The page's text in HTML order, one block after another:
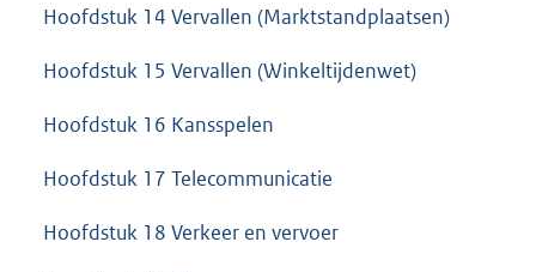
Hoofdstuk 14 Vervallen (Marktstandplaatsen)
Hoofdstuk 15 Vervallen (Winkeltijdenwet)
Hoofdstuk 16 Kansspelen
Hoofdstuk 17 Telecommunicatie
Hoofdstuk 18 Verkeer en vervoer